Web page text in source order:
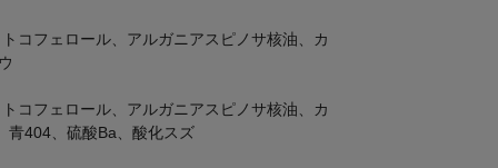
コフェロール、アルガニアスピノサ核油、カ
コフェロール、アルガニアスピノサ核油、カ
青404、硫酸Ba、酸化スズ